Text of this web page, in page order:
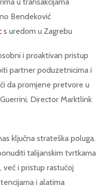
Bendeković
s uredom u Zagrebu
i proaktivan pristup
partner poduzetnicima i
da promjene pretvore u
Director Marktlink
ključna strateška poluga.
talijanskim tvrtkama
već i pristup rastućoj
i alatima